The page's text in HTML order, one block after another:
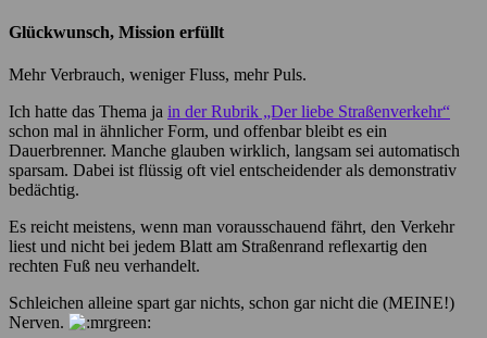
Glückwunsch, Mission erfüllt
Mehr Verbrauch, weniger Fluss, mehr Puls.
Ich hatte das Thema ja in der Rubrik „Der liebe Straßenverkehr“
schon mal in ähnlicher Form, und offenbar bleibt es ein
Dauerbrenner. Manche glauben wirklich, langsam sei automatisch
sparsam. Dabei ist flüssig oft viel entscheidender als demonstrativ
bedächtig.
Es reicht meistens, wenn man vorausschauend fährt, den Verkehr
liest und nicht bei jedem Blatt am Straßenrand reflexartig den
rechten Fuß neu verhandelt.
Schleichen alleine spart gar nichts, schon gar nicht die (MEINE!)
Nerven.